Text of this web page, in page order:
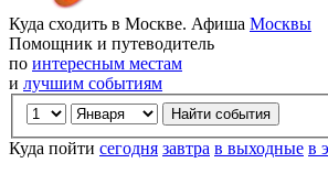
Куда сходить в Москве. Афиша Москвы
Помощник и путеводитель
по интересным местам
и лучшим событиям
Куда пойти сегодня завтра в выходные в